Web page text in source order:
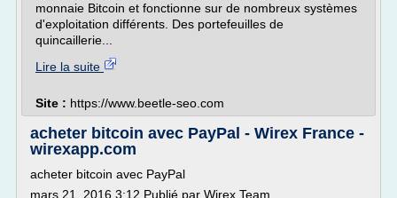
monnaie Bitcoin et fonctionne sur de nombreux systèmes
d'exploitation différents. Des portefeuilles de
quincaillerie...
Lire la suite
Site : https://www.beetle-seo.com
acheter bitcoin avec PayPal - Wirex France -
wirexapp.com
acheter bitcoin avec PayPal
mars 21, 2016 3:12 Publié par Wirex Team